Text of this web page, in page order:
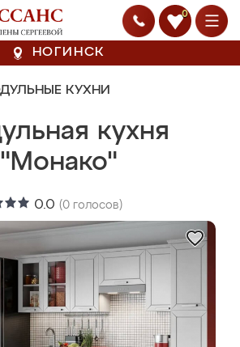
0
НОГИНСК
КУХНИ
кухня
"Монако"
0.0 (0 голосов)